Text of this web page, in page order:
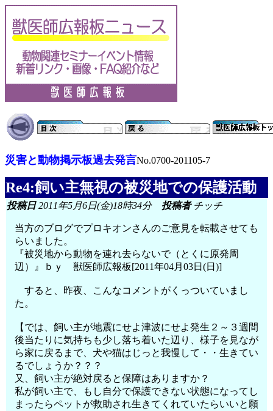
災害と動物掲示板過去発言No.0700-201105-7
Re4:飼い主無視の被災地での保護活動
投稿日2011年5月6日(金)18時34分 投稿者チッチ
当方のブログでプロキオンさんのご意見を転載させても
らいました。
『被災地から動物を連れ去らないで（とくに原発周
辺）』ｂｙ 獣医師広報板[2011年04月03日(日)]
すると、昨夜、こんなコメントがくっついていまし
た。
【では、飼い主が地震にせよ津波にせよ発生２～３週間
後当たりに気持ちも少し落ち着いた辺り、様子を見なが
ら家に戻るまで、犬や猫はじっと我慢して・・生きてい
るでしょうか？？？
又、飼い主が絶対戻ると保障はありますか？
私が飼い主で、もし自分で保護できない状態になってし
まったらペットが救助され生きてくれていたらいいと願